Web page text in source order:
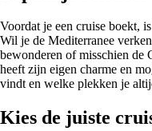
Voordat je een cruise boekt,
Wil je de Mediterranee
bewonderen of misschien de
heeft zijn eigen charme en
vindt en welke plekken je
Kies de juiste